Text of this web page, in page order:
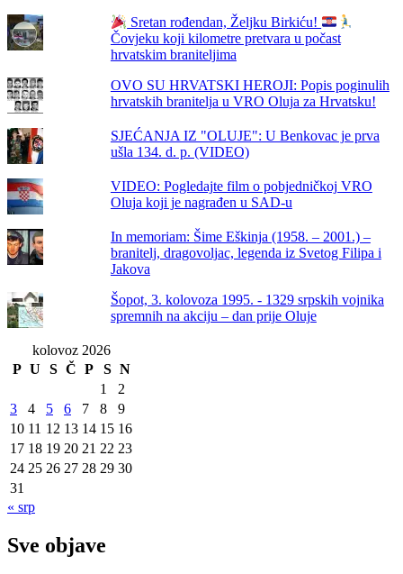
Sretan rođendan, Željku Birkiću!
Čovjeku koji kilometre pretvara u počast
hrvatskim braniteljima
OVO SU HRVATSKI HEROJI: Popis poginulih
hrvatskih branitelja u VRO Oluja za Hrvatsku!
SJEĆANJA IZ "OLUJE": U Benkovac je prva
ušla 134. d. p. (VIDEO)
VIDEO: Pogledajte film o pobjedničkoj VRO
Oluja koji je nagrađen u SAD-u
In memoriam: Šime Eškinja (1958. – 2001.) –
branitelj, dragovoljac, legenda iz Svetog Filipa i
Jakova
Šopot, 3. kolovoza 1995. - 1329 srpskih vojnika
spremnih na akciju – dan prije Oluje
kolovoz 2026
P U S Č P S N
1
2
3
4 5 6 7 8
9
10 11 12 13 14 15 16
17 18 19 20 21 22 23
24 25 26 27 28 29 30
31
« srp
Sve objave